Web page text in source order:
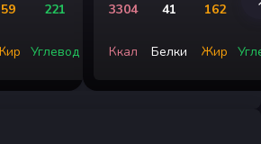
59 221
Углевод
3304
Ккал
41
Белки
162
Жир